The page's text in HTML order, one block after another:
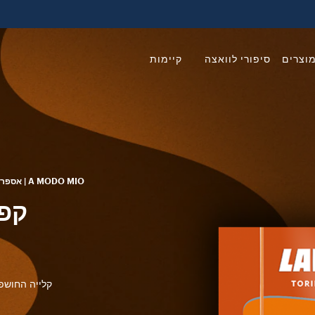
סיפורי לוואצה קיימות
A MODO MIO | אספרסו
קלייה